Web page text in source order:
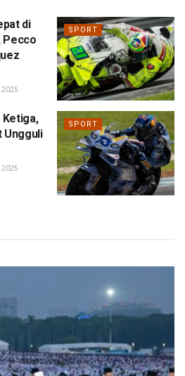
SPORT
di
Pecco
2025
SPORT
Ungguli
2025